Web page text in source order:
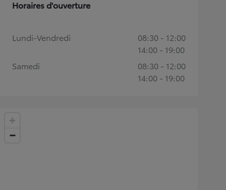
Horaires d'ouverture
Lundi-Vendredi
08:30 - 12:00
14:00 - 19:00
Samedi
08:30 - 12:00
14:00 - 19:00